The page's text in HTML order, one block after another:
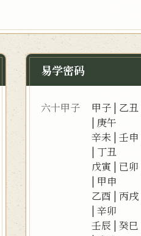
易学密码
六十甲子 甲子 | 乙丑
| 庚午
辛未 |壬申
| 丁丑
戊寅 | 已卯
| 甲申
乙酉 |丙戌
|辛卯
壬辰 |癸巳